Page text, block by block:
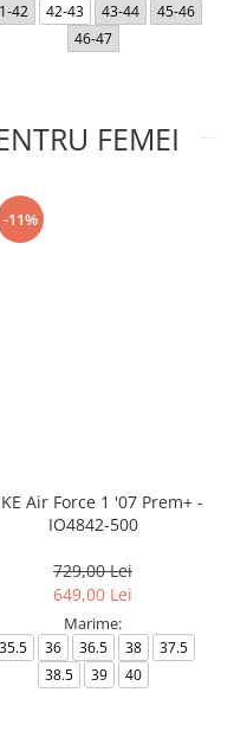
42
42-43 43-44
45-46
46-47
FEMEI
-11%
Air Force 1 '07 Prem+ -
IO4842-500
729,00 Lei
649,00 Lei
Marime:
35.5 36 36.5 38
37.5
38.5
39 40